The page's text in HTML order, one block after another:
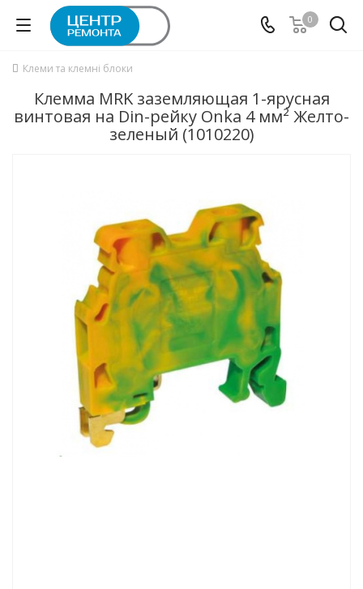
0
Клеми та клемні блоки
Клемма MRK заземляющая 1-ярусная
винтовая на Din-рейку Onka 4 мм² Желто-
зеленый (1010220)